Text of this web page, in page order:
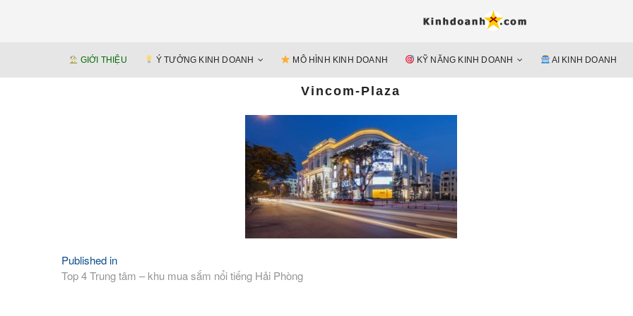
GIỚI THIỆU Ý TƯỞNG KINH DOANH MÔ HÌNH KINH DOANH KỸ NĂNG KINH DOANH AI KINH DOANH
Vincom-Plaza
Điều
hướng
Published in
Top 4 Trung tâm – khu mua sắm nổi tiếng Hải Phòng